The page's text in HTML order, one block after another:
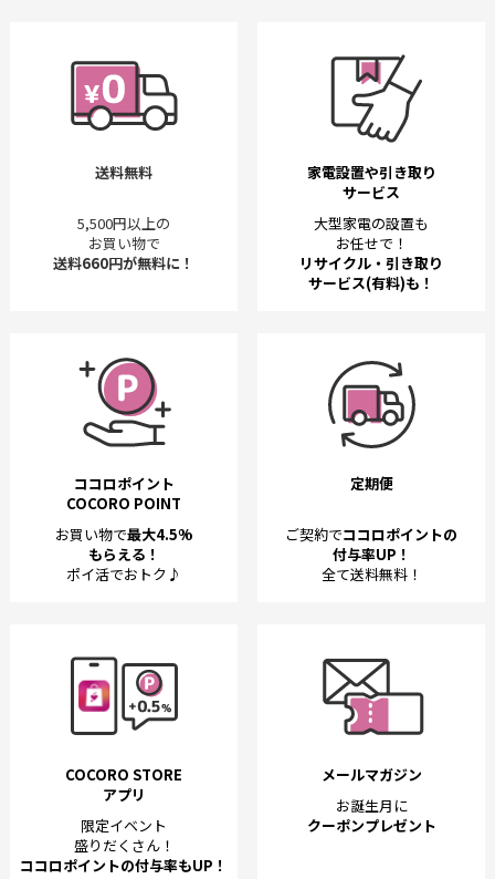
送料無料
5,500円以上の
お買い物で
送料660円が無料に！
家電設置や引き取り
サービス
大型家電の設置も
お任せで！
リサイクル・引き取り
サービス(有料)も！
ココロポイント
COCORO POINT
お買い物で最大4.5%
もらえる！
ポイ活でおトク♪
定期便
ご契約でココロポイントの
付与率UP！
全て送料無料！
COCORO STORE
アプリ
限定イベント
盛りだくさん！
ココロポイントの付与率もUP！
メールマガジン
お誕生月に
クーポンプレゼント